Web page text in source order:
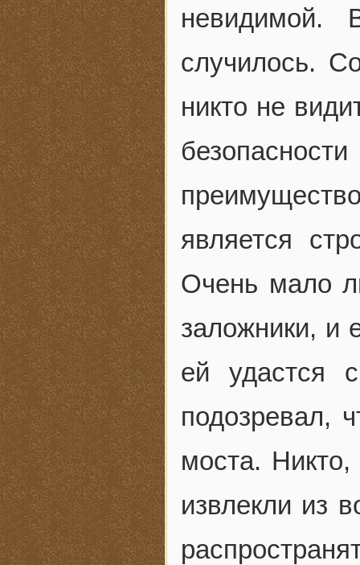
случилось.
никто не
является
Очень мало
заложники, и
ей удастся
подозревал,
моста.
извлекли из